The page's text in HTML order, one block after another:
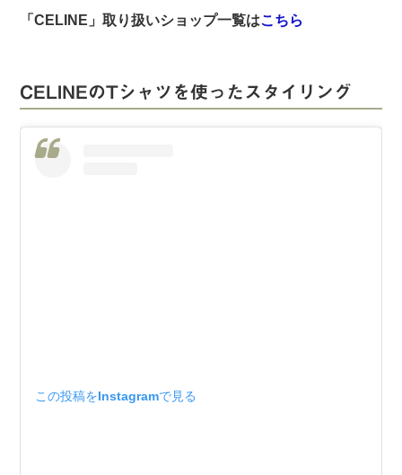
「CELINE」取り扱いショップ一覧はこちら
CELINEのTシャツを使ったスタイリング
この投稿をInstagramで見る